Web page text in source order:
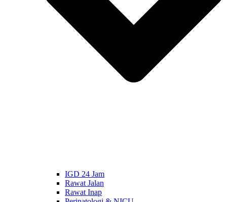
IGD 24 Jam
Rawat Jalan
Rawat Inap